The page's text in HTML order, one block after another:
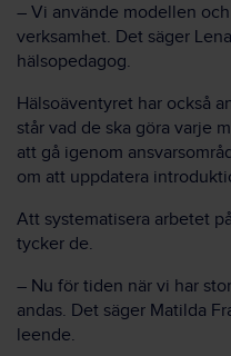
– Vi använde modellen
verksamhet. Det säger
hälsopedagog.
Hälsoäventyret har också
står vad de ska göra varje
att gå igenom
om att uppdatera
Att systematisera arbetet
tycker de.
– Nu för tiden när vi har
andas. Det säger Matilda
leende.